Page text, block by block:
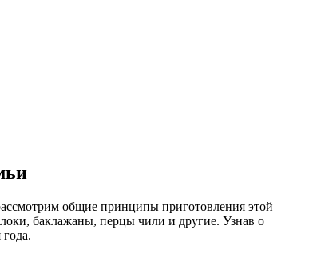
общие принципы приготовления этой
баклажаны, перцы чили и другие. Узнав о